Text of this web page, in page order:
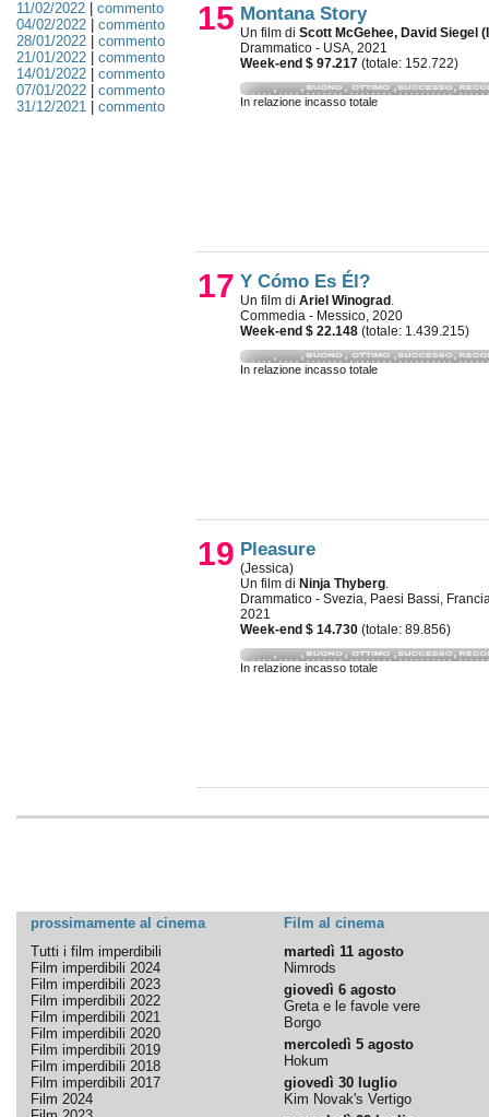
11/02/2022| commento
04/02/2022| commento
28/01/2022| commento
21/01/2022| commento
14/01/2022| commento
07/01/2022| commento
31/12/2021| commento
15 Montana Story
Un film diScott McGehee, David Siegel
Drammatico - USA, 2021
Week-end $ 97.217 (totale: 152.722)
In relazione incasso totale
17 Y Cómo Es Él?
Un film diAriel Winograd .
Commedia - Messico, 2020
Week-end $ 22.148 (totale: 1.439.215)
In relazione incasso totale
19 Pleasure
(Jessica)
Un film di Ninja Thyberg.
Drammatico - Svezia, Paesi Bassi,
2021
Week-end $ 14.730 (totale: 89.856)
In relazione incasso totale
prossimamente al cinema
Film al cinema
Tutti i film imperdibili
Film imperdibili 2024
Film imperdibili 2023
Film imperdibili 2022
Film imperdibili 2021
Film imperdibili 2020
Film imperdibili 2019
Film imperdibili 2018
Film imperdibili 2017
Film 2024
martedì 11 agosto
Nimrods
giovedì 6 agosto
Greta e le favole vere
Borgo
mercoledì 5 agosto
Hokum
giovedì 30 luglio
Kim Novak's Vertigo